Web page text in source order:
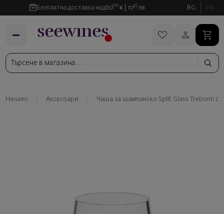
Безплатна доставка над6000 € 11735 лв. BG EN
Начало Аксесоари Чаша за шампанско Split Glass Trebonn